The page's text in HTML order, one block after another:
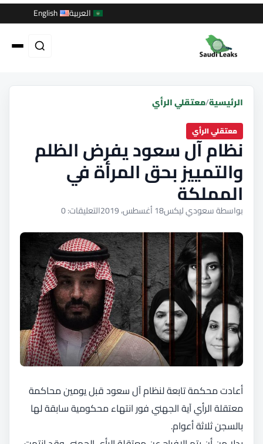
العربية English
الرئيسية/معتقلي الرأي
معتقلي الرأي
نظام آل سعود يفرض الظلم
والتمييز بحق المرأة في
المملكة
بواسطة سعودي ليكس18 أغسطس، 2019 التعليقات: 0
أعادت محكمة تابعة لنظام آل سعود قبل يومين محاكمة
معتقلة الرأي آية الجهني فور انتهاء محكومية سابقة لها
بالسجن ثلاثة أعوام.